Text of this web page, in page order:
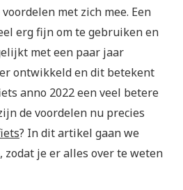
met zich mee. Een
erg fijn om te gebruiken en
met een paar jaar
ontwikkeld en dit betekent
anno 2022 een veel betere
de voordelen nu precies
? In dit artikel gaan we
je er alles over te weten